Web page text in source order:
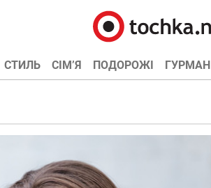
СТИЛЬ СІМ’Я ПОДОРОЖІ ГУРМАН